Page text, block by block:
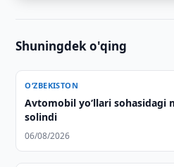
Shuningdek o'qing
O‘ZBEKISTON
Avtomobil yo‘llari sohasidagi
solindi
06/08/2026